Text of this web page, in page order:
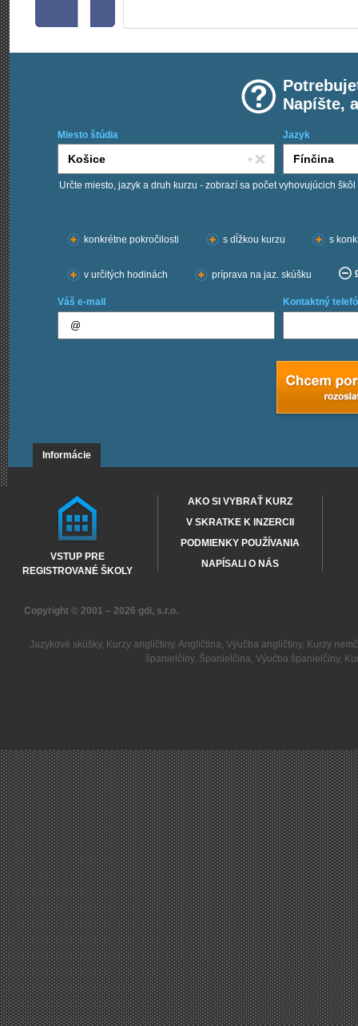
Napíšte,
Miesto štúdia Jazyk
Určte miesto, jazyk a druh kurzu - zobrazí sa počet vyhovujúcich škôl
konkrétne pokročilosti
s dĺžkou kurzu s
v určitých hodinách príprava na jaz. skúšku
Váš e-mail Kontaktný
Informácie
VSTUP PRE
REGISTROVANÉ ŠKOLY
AKO SI VYBRAŤ KURZ
V SKRATKE K INZERCII
PODMIENKY POUŽÍVANIA
NAPÍSALI O NÁS
Copyright © 2001 – 2026 gdi, s.r.o.
Jazykové skúšky, Kurzy angličtiny, Angličtina, Výučba angličtiny, Kurzy
španielčiny, Španielčina, Výučba španielčiny,